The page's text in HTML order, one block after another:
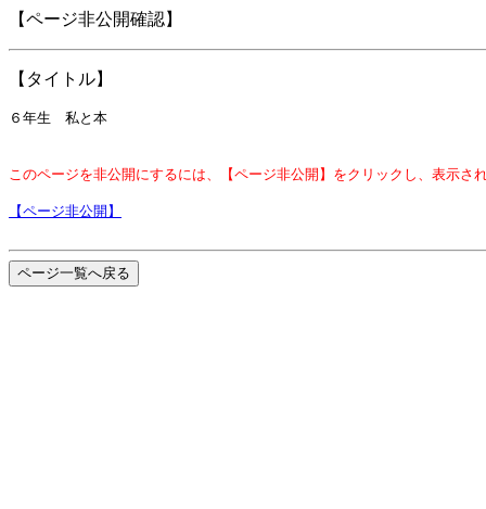
【ページ非公開確認】
【タイトル】
６年生 私と本
このページを非公開にするには、【ページ非公開】をクリックし、表示さ
【ページ非公開】